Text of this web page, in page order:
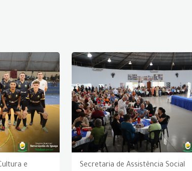
e
Secretaria de Assistência Social